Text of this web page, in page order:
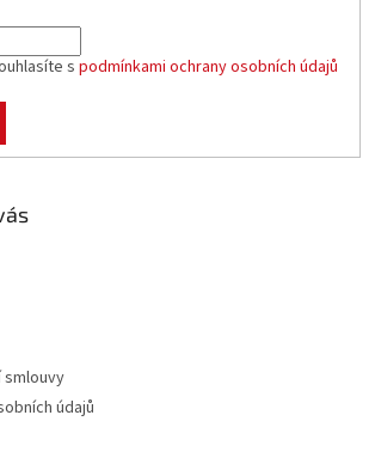
s podmínkami ochrany osobních údajů
údajů